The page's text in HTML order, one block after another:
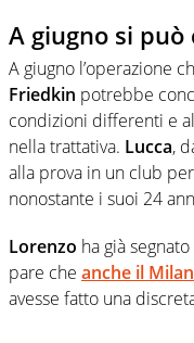
A giugno si può
A giugno l’operazione
Friedkin potrebbe
condizioni differenti e
nella trattativa. Lucca,
alla prova in un club
nonostante i suoi 24
Lorenzo ha già
pare che anche il Milan
avesse fatto una